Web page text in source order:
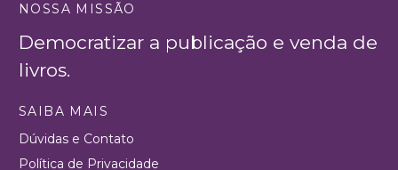
NOSSA MISSÃO
Democratizar a publicação e venda de
livros.
SAIBA MAIS
Dúvidas e Contato
Política de Privacidade